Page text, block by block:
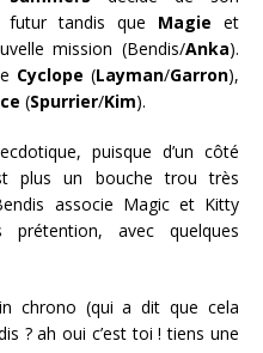
futur tandis que Magie et
mission (Bendis/Anka).
Cyclope (Layman/Garron),
(Spurrier/Kim).
puisque d’un côté
plus un bouche trou très
associe Magic et Kitty
avec quelques
chrono (qui a dit que cela
? ah oui c’est toi ! tiens une